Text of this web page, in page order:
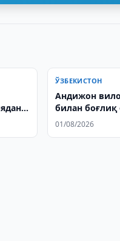
ЎЗБЕКИСТОН
Андижон
билан
этилди
01/08/2026